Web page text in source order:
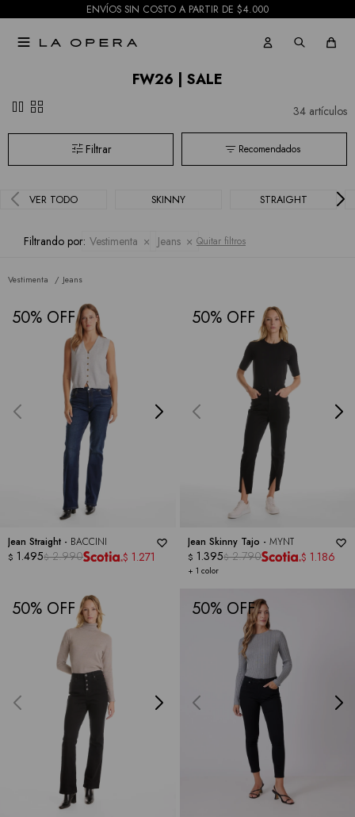
ENVÍOS SIN COSTO A PARTIR DE $4.000

FW26 | SALE
pause grid_view 34 artículos
Recomendados
VER TODO SKINNY STRAIGHT
Filtrando por: Vestimenta Jeans Quitar filtros
Vestimenta Jeans
50
Jean Straight - BACCINI
$ 1.495$ 2.990 $ 1.271
50
Jean Skinny Tajo - MYNT
+ 1 color
$ 1.395$ 2.790 $ 1.186
50 50